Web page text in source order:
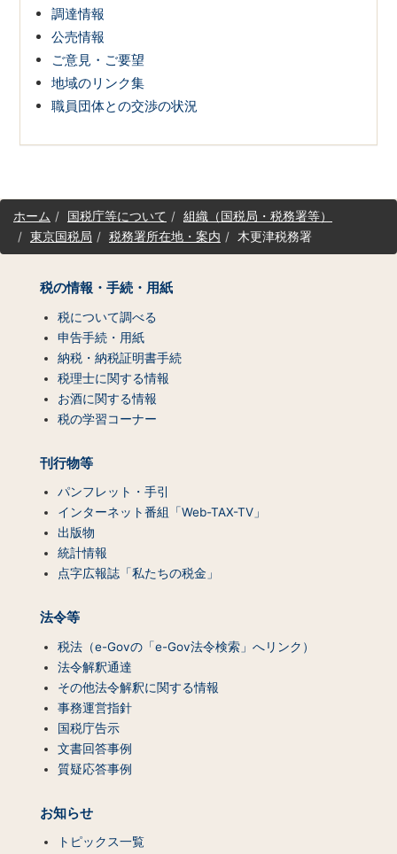
調達情報
公売情報
ご意見・ご要望
地域のリンク集
職員団体との交渉の状況
サ
イホーム 国税庁等について
組織（国税局・税務署等）
東京国税局
税務署所在地・案内 木更津税務署
税の情報・手続・用紙
税について調べる
申告手続・用紙
納税・納税証明書手続
税理士に関する情報
お酒に関する情報
税の学習コーナー
刊行物等
パンフレット・手引
インターネット番組「Web-TAX-TV」
出版物
統計情報
点字広報誌「私たちの税金」
法令等
税法（e-Govの「e-Gov法令検索」へリンク）
法令解釈通達
その他法令解釈に関する情報
事務運営指針
国税庁告示
文書回答事例
質疑応答事例
お知らせ
トピックス一覧